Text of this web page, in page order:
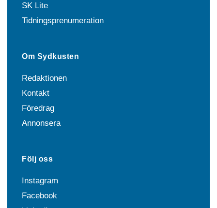
SK Lite
Tidningsprenumeration
Om Sydkusten
Redaktionen
Kontakt
Föredrag
Annonsera
Följ oss
Instagram
Facebook